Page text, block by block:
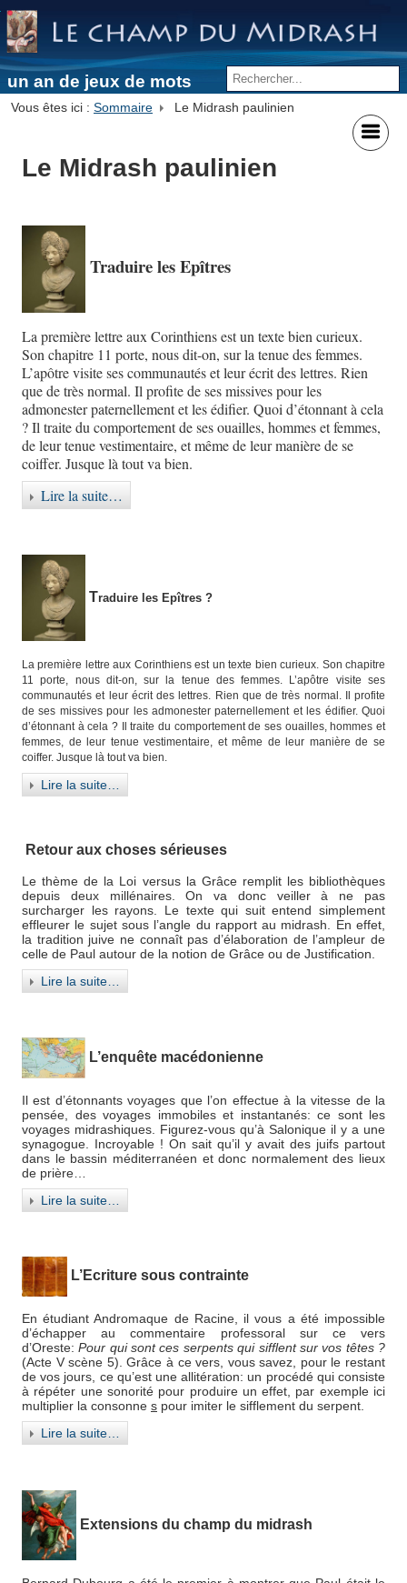
un an de jeux de mots
Vous êtes ici : Sommaire Le Midrash paulinien
Le Midrash paulinien
Traduire les Epîtres
La première lettre aux Corinthiens est un texte bien curieux.
Son chapitre 11 porte, nous dit-on, sur la tenue des femmes.
L’apôtre visite ses communautés et leur écrit des lettres. Rien
que de très normal. Il profite de ses missives pour les
admonester paternellement et les édifier. Quoi d’étonnant à cela
? Il traite du comportement de ses ouailles, hommes et femmes,
de leur tenue vestimentaire, et même de leur manière de se
coiffer. Jusque là tout va bien.
Lire la suite…
Traduire les Epîtres ?
La première lettre aux Corinthiens est un texte bien curieux. Son chapitre
11 porte, nous dit-on, sur la tenue des femmes. L’apôtre visite ses
communautés et leur écrit des lettres. Rien que de très normal. Il profite
de ses missives pour les admonester paternellement et les édifier. Quoi
d’étonnant à cela ? Il traite du comportement de ses ouailles, hommes et
femmes, de leur tenue vestimentaire, et même de leur manière de se
coiffer. Jusque là tout va bien.
Lire la suite…
Retour aux choses sérieuses
Le thème de la Loi versus la Grâce remplit les bibliothèques
depuis deux millénaires. On va donc veiller à ne pas
surcharger les rayons. Le texte qui suit entend simplement
effleurer le sujet sous l’angle du rapport au midrash. En effet,
la tradition juive ne connaît pas d’élaboration de l’ampleur de
celle de Paul autour de la notion de Grâce ou de Justification.
Lire la suite…
L’enquête macédonienne
Il est d’étonnants voyages que l’on effectue à la vitesse de la
pensée, des voyages immobiles et instantanés: ce sont les
voyages midrashiques. Figurez-vous qu’à Salonique il y a une
synagogue. Incroyable ! On sait qu’il y avait des juifs partout
dans le bassin méditerranéen et donc normalement des lieux
de prière…
Lire la suite…
L’Ecriture sous contrainte
En étudiant Andromaque de Racine, il vous a été impossible
d’échapper au commentaire professoral sur ce vers
d’Oreste:Pour qui sont ces serpents qui sifflent sur vos têtes ?
(Acte V scène 5). Grâce à ce vers, vous savez, pour le restant
de vos jours, ce qu’est une allitération: un procédé qui consiste
à répéter une sonorité pour produire un effet, par exemple ici
multiplier la consonne s pour imiter le sifflement du serpent.
Lire la suite…
Extensions du champ du midrash